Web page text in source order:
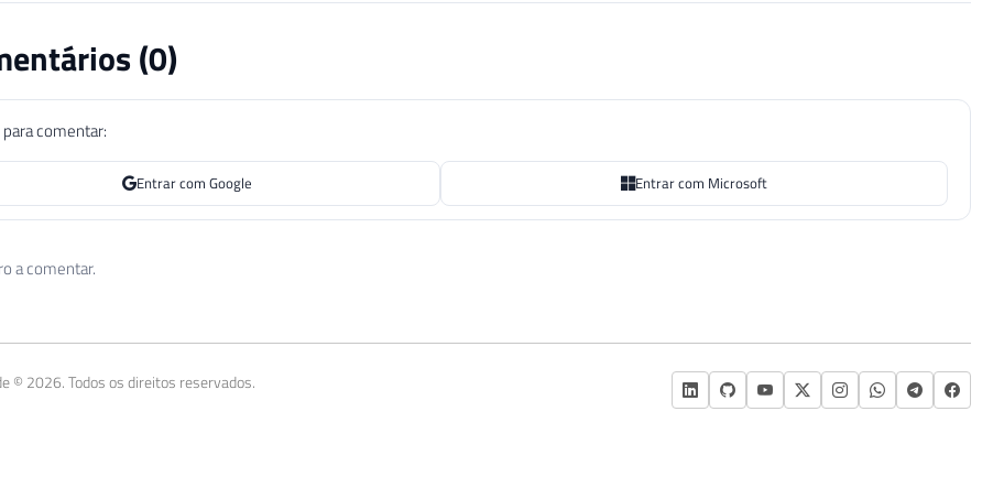
(0)
para comentar:
Entrar com Google Entrar com Microsoft
a comentar.
© 2026. Todos os direitos reservados.